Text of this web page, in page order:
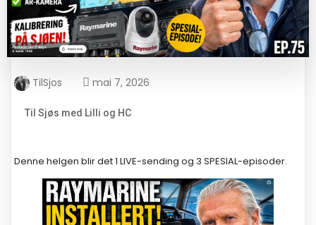
TilSjos mai 7, 2026
Til Sjøs med Lilli og HC
Denne helgen blir det 1 LIVE-sending og 3 SPESIAL-episoder.